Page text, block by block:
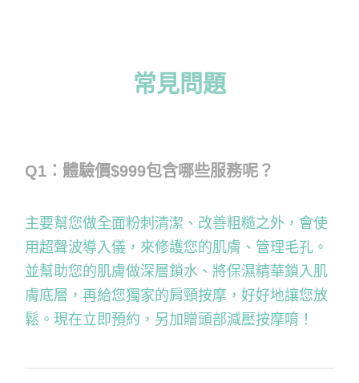
常見問題
Q1：體驗價$999包含哪些服務呢？
主要幫您做全面粉刺清潔、改善粗糙之外，會使
用超聲波導入儀，來修護您的肌膚、管理毛孔。
並幫助您的肌膚做深層鎖水、將保濕精華鎖入肌
膚底層，再給您獨家的肩頸按摩，好好地讓您放
鬆。現在立即預約，另加贈頭部減壓按摩唷！